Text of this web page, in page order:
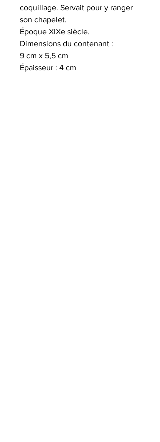
coquillage. Servait pour y ranger
son chapelet.
Époque XIXe siècle.
Dimensions du contenant :
9 cm x 5,5 cm
Épaisseur : 4 cm